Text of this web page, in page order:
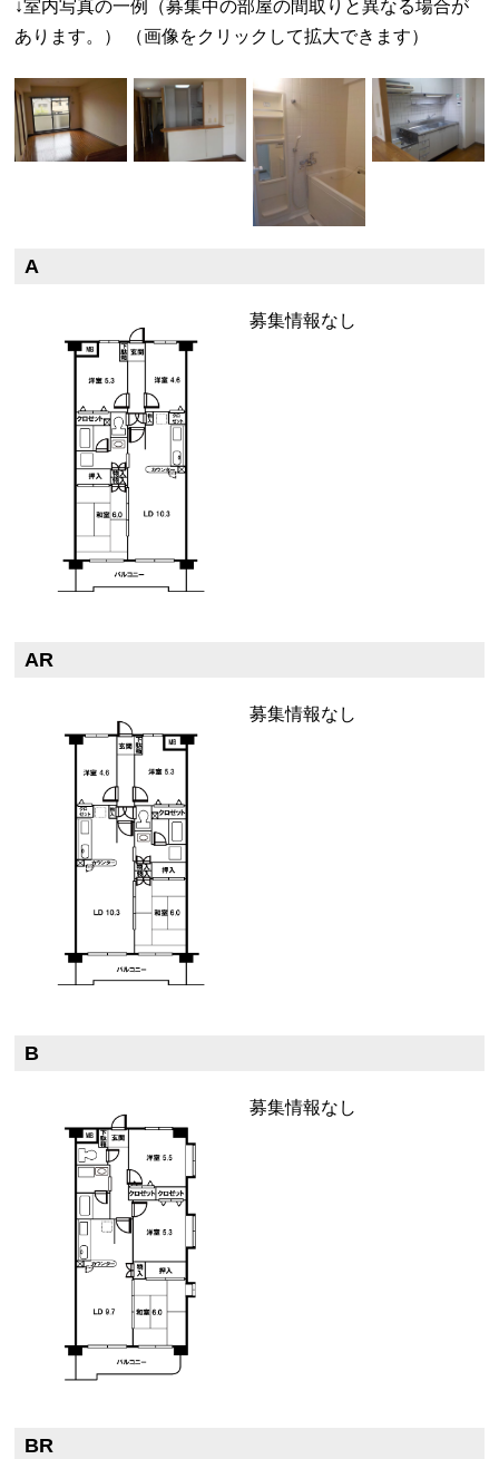
↓室内写真の一例（募集中の部屋の間取りと異なる場合が
あります。） （画像をクリックして拡大できます）
A
募集情報なし
AR
募集情報なし
B
募集情報なし
BR